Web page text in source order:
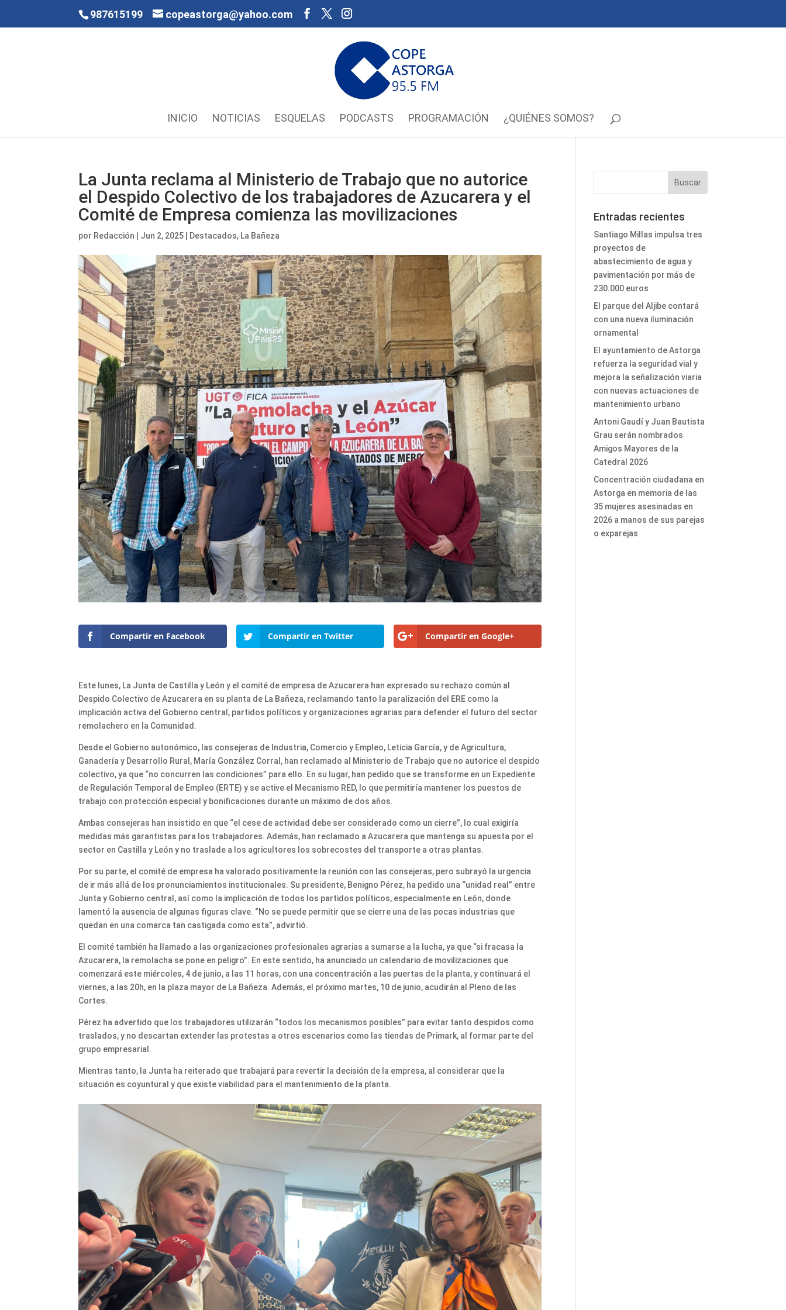
987615199 copeastorga@yahoo.com
INICIO NOTICIAS ESQUELAS PODCASTS PROGRAMACIÓN ¿QUIÉNES SOMOS?
La Junta reclama al Ministerio de Trabajo que no autorice
el Despido Colectivo de los trabajadores de Azucarera y el
Comité de Empresa comienza las movilizaciones
por Redacción Jun 2, 2025 Destacados, La Bañeza
Compartir en Facebook Compartir en Twitter Compartir en Google+
Este lunes, La Junta de Castilla y León y el comité de empresa de Azucarera han expresado su rechazo común al
Despido Colectivo de Azucarera en su planta de La Bañeza, reclamando tanto la paralización del ERE como la
implicación activa del Gobierno central, partidos políticos y organizaciones agrarias para defender el futuro del sector
remolachero en la Comunidad.
Desde el Gobierno autonómico, las consejeras de Industria, Comercio y Empleo, Leticia García, y de Agricultura,
Ganadería y Desarrollo Rural, María González Corral, han reclamado al Ministerio de Trabajo que no autorice el despido
colectivo, ya que “no concurren las condiciones” para ello. En su lugar, han pedido que se transforme en un Expediente
de Regulación Temporal de Empleo (ERTE) y se active el Mecanismo RED, lo que permitiría mantener los puestos de
trabajo con protección especial y bonificaciones durante un máximo de dos años.
Ambas consejeras han insistido en que “el cese de actividad debe ser considerado como un cierre”, lo cual exigiría
medidas más garantistas para los trabajadores. Además, han reclamado a Azucarera que mantenga su apuesta por el
sector en Castilla y León y no traslade a los agricultores los sobrecostes del transporte a otras plantas.
Por su parte, el comité de empresa ha valorado positivamente la reunión con las consejeras, pero subrayó la urgencia
de ir más allá de los pronunciamientos institucionales. Su presidente, Benigno Pérez, ha pedido una “unidad real” entre
Junta y Gobierno central, así como la implicación de todos los partidos políticos, especialmente en León, donde
lamentó la ausencia de algunas figuras clave. “No se puede permitir que se cierre una de las pocas industrias que
quedan en una comarca tan castigada como esta”, advirtió.
El comité también ha llamado a las organizaciones profesionales agrarias a sumarse a la lucha, ya que “si fracasa la
Azucarera, la remolacha se pone en peligro”. En este sentido, ha anunciado un calendario de movilizaciones que
comenzará este miércoles, 4 de junio, a las 11 horas, con una concentración a las puertas de la planta, y continuará el
viernes, a las 20h, en la plaza mayor de La Bañeza. Además, el próximo martes, 10 de junio, acudirán al Pleno de las
Cortes.
Pérez ha advertido que los trabajadores utilizarán “todos los mecanismos posibles” para evitar tanto despidos como
traslados, y no descartan extender las protestas a otros escenarios como las tiendas de Primark, al formar parte del
grupo empresarial.
Mientras tanto, la Junta ha reiterado que trabajará para revertir la decisión de la empresa, al considerar que la
situación es coyuntural y que existe viabilidad para el mantenimiento de la planta.
Entradas recientes
Santiago Millas impulsa tres
proyectos de
abastecimiento de agua y
pavimentación por más de
230.000 euros
El parque del Aljibe contará
con una nueva iluminación
ornamental
El ayuntamiento de Astorga
refuerza la seguridad vial y
mejora la señalización viaria
con nuevas actuaciones de
mantenimiento urbano
Antoni Gaudí y Juan Bautista
Grau serán nombrados
Amigos Mayores de la
Catedral 2026
Concentración ciudadana en
Astorga en memoria de las
35 mujeres asesinadas en
2026 a manos de sus parejas
o exparejas